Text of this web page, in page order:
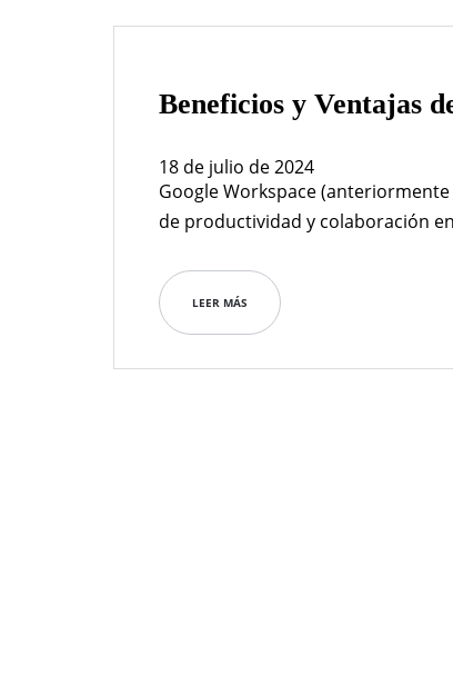
Beneficios y Ventajas
18 de julio de 2024
Google Workspace
de productividad y colaboración
equipo de trabajo:
LEER MÁS